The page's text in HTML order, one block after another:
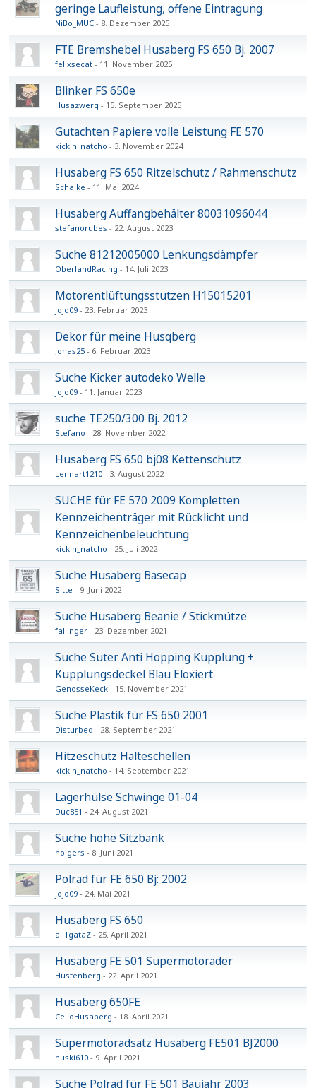
geringe Laufleistung, offene Eintragung
NiBo_MUC 8. Dezember 2025
FTE Bremshebel Husaberg FS 650 Bj. 2007
felixsecat 11. November 2025
Blinker FS 650e
Husazwerg 15. September 2025
Gutachten Papiere volle Leistung FE 570
kickin_natcho 3. November 2024
Husaberg FS 650 Ritzelschutz / Rahmenschutz
Schalke 11. Mai 2024
Husaberg Auffangbehälter 80031096044
stefanorubes 22. August 2023
Suche 81212005000 Lenkungsdämpfer
OberlandRacing 14. Juli 2023
Motorentlüftungsstutzen H15015201
jojo09 23. Februar 2023
Dekor für meine Husqberg
Jonas25 6. Februar 2023
Suche Kicker autodeko Welle
jojo09 11. Januar 2023
suche TE250/300 Bj. 2012
Stefano 28. November 2022
Husaberg FS 650 bj08 Kettenschutz
Lennart1210 3. August 2022
SUCHE für FE 570 2009 Kompletten
Kennzeichenträger mit Rücklicht und
Kennzeichenbeleuchtung
kickin_natcho 25. Juli 2022
Suche Husaberg Basecap
Sitte 9. Juni 2022
Suche Husaberg Beanie / Stickmütze
fallinger 23. Dezember 2021
Suche Suter Anti Hopping Kupplung +
Kupplungsdeckel Blau Eloxiert
GenosseKeck 15. November 2021
Suche Plastik für FS 650 2001
Disturbed 28. September 2021
Hitzeschutz Halteschellen
kickin_natcho 14. September 2021
Lagerhülse Schwinge 01-04
Duc851 24. August 2021
Suche hohe Sitzbank
holgers 8. Juni 2021
Polrad für FE 650 Bj: 2002
jojo09 24. Mai 2021
Husaberg FS 650
all1gataZ 25. April 2021
Husaberg FE 501 Supermotoräder
Hustenberg 22. April 2021
Husaberg 650FE
CelloHusaberg 18. April 2021
Supermotoradsatz Husaberg FE501 BJ2000
huski610 9. April 2021
Suche Polrad für FE 501 Baujahr 2003